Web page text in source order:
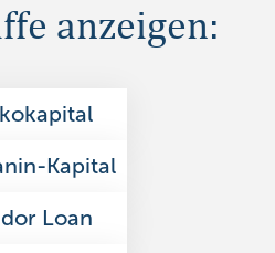
anzeigen:
Kapital
Loan